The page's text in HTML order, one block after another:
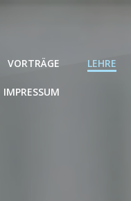
VORTRÄGE LEHRE
IMPRESSUM